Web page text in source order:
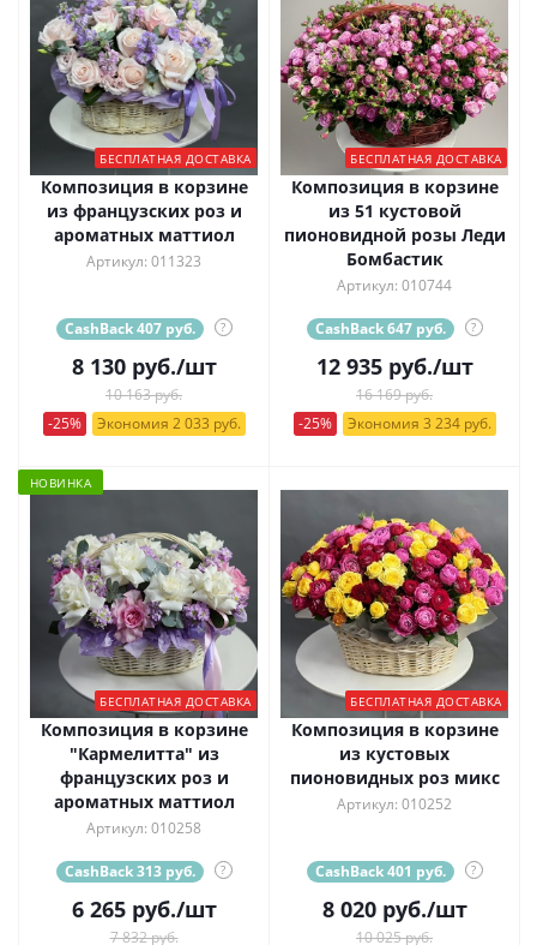
БЕСПЛАТНАЯ ДОСТАВКА
Композиция в корзине
из французских роз и
ароматных маттиол
Артикул: 011323
CashBack 407 руб. ?
8 130руб./шт
10 163 руб.
-25%
Экономия 2 033 руб.
БЕСПЛАТНАЯ ДОСТАВКА
Композиция в корзине
из 51 кустовой
пионовидной розы Леди
Бомбастик
Артикул: 010744
CashBack 647 руб. ?
12 935руб./шт
16 169 руб.
-25%
Экономия 3 234 руб.
НОВИНКА
БЕСПЛАТНАЯ ДОСТАВКА
Композиция в корзине
"Кармелитта" из
французских роз и
ароматных маттиол
Артикул: 010258
CashBack 313 руб. ?
6 265руб./шт
7 832 руб.
БЕСПЛАТНАЯ ДОСТАВКА
Композиция в корзине
из кустовых
пионовидных роз микс
Артикул: 010252
CashBack 401 руб. ?
8 020руб./шт
10 025 руб.